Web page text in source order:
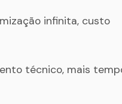
infinita, custo
técnico, mais